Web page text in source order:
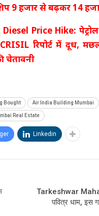
9 हजार से बढ़कर 14
Price Hike:
रिपोर्ट में दूध,
चेतावनी
Bought Air India Building Mumbai
Real Estate
Linkedin
Tarkeshwar
पवित्र धाम, इस